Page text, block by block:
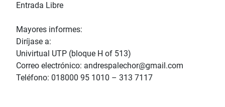
Entrada Libre
Mayores informes:
Diríjase a:
Univirtual UTP (bloque H of 513)
Correo electrónico: andrespalechor@gmail.com
Teléfono: 018000 95 1010 – 313 7117